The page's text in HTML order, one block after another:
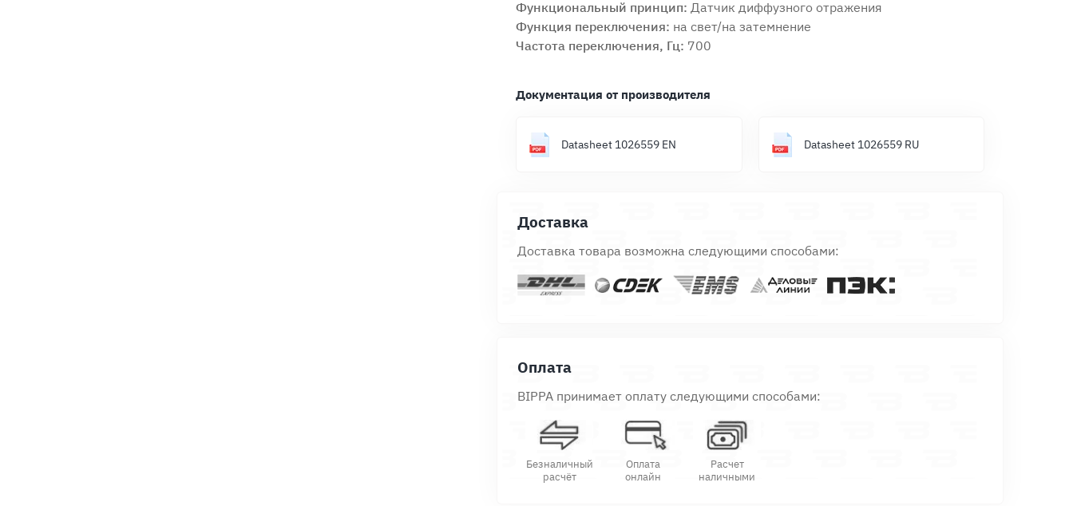
Функциональный принцип: Датчик диффузного отражения
Функция переключения: на свет/на затемнение
Частота переключения, Гц: 700
Документация от производителя
Datasheet 1026559 EN Datasheet 1026559 RU
Доставка
Доставка товара возможна следующими способами:
Оплата
BIPPA принимает оплату следующими способами:
Безналичный
расчёт
Оплата
онлайн
Расчет
наличными